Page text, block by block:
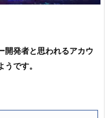
開発者と思われるアカウ
です。